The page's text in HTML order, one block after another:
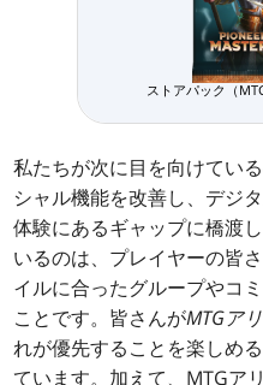
ストアパック（
私たちが次に目を向けてい
シャル機能を改善し、デジ
体験にあるギャップに橋渡
いるのは、プレイヤーの皆
イルに合ったグループやコ
ことです。皆さんがMTGア
れが優先することを楽しめ
ています。加えて、MTGア